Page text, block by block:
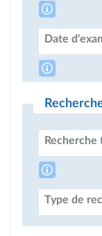
Date
Type de